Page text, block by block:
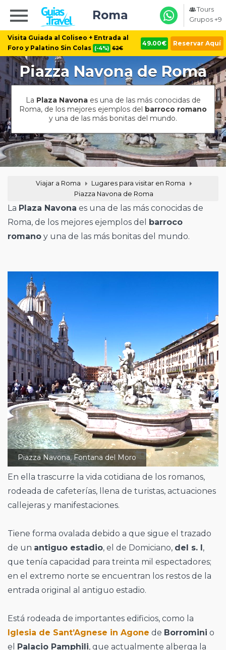
Visita Guiada al Coliseo + Entrada al
Foro y Palatino Sin Colas (-4%) 62€
49.00€ Reservar Aquí
Roma
Tours
Grupos +9
Piazza Navona de Roma
La Plaza Navonaes una de las más conocidas de
Roma, de los mejores ejemplos del barroco romano
y una de las más bonitas del mundo.
Viajar a Roma
Lugares para visitar en Roma
Piazza Navona de Roma
La Plaza Navona es una de las más conocidas de
Roma, de los mejores ejemplos del barroco
romano y una de las más bonitas del mundo.
Piazza Navona, Fontana del Moro
En ella trascurre la vida cotidiana de los romanos,
rodeada de cafeterías, llena de turistas, actuaciones
callejeras y manifestaciones.
Tiene forma ovalada debido a que sigue el trazado
de un antiguo estadio, el de Domiciano, del s. I,
que tenía capacidad para treinta mil espectadores;
en el extremo norte se encuentran los restos de la
entrada original al antiguo estadio.
Está rodeada de importantes edificios, como la
Iglesia de Sant’Agnese in Agone de Borromini o
el Palacio Pamphili, que actualmente alberga la